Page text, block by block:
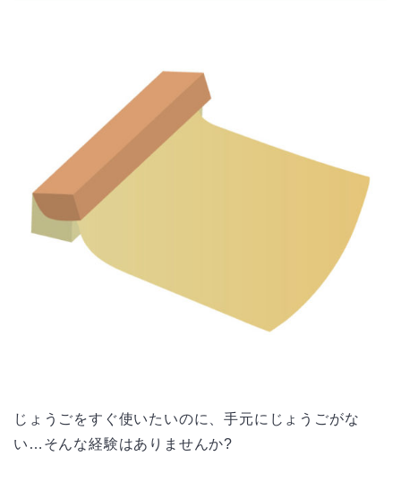
じょうごをすぐ使いたいのに、手元にじょうごがな
い…そんな経験はありませんか?